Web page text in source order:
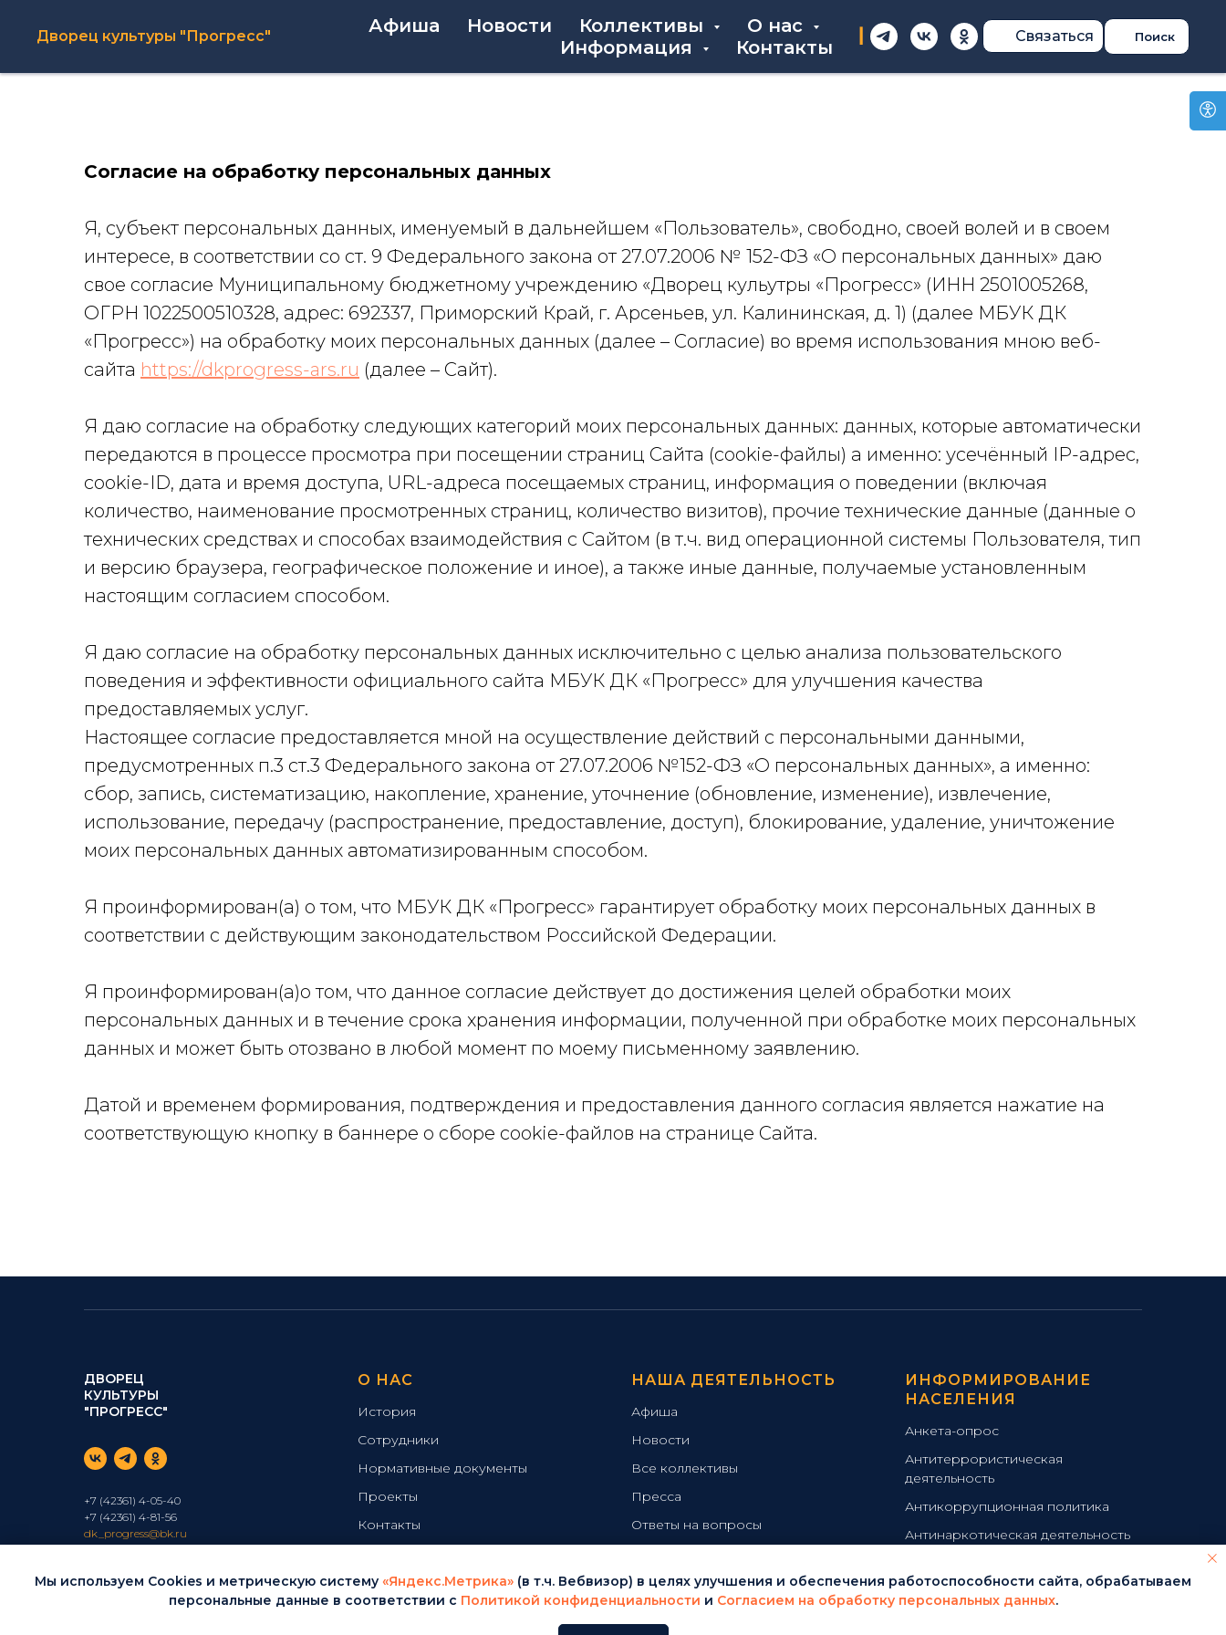
Дворец культуры "Прогресс" Афиша Новости Коллективы
О нас
Информация
Контакты
Связаться Поиск
Согласие на обработку персональных данных
Я, субъект персональных данных, именуемый в дальнейшем «Пользователь», свободно, своей волей и в своем
интересе, в соответствии со ст. 9 Федерального закона от 27.07.2006 № 152-ФЗ «О персональных данных» даю
свое согласие Муниципальному бюджетному учреждению «Дворец кульутры «Прогресс» (ИНН 2501005268,
ОГРН 1022500510328, адрес: 692337, Приморский Край, г. Арсеньев, ул. Калининская, д. 1) (далее МБУК ДК
«Прогресс») на обработку моих персональных данных (далее – Согласие) во время использования мною веб-
сайта https://dkprogress-ars.ru (далее – Сайт).
Я даю согласие на обработку следующих категорий моих персональных данных: данных, которые автоматически
передаются в процессе просмотра при посещении страниц Сайта (cookie-файлы) а именно: усечённый IP-адрес,
cookie-ID, дата и время доступа, URL-адреса посещаемых страниц, информация о поведении (включая
количество, наименование просмотренных страниц, количество визитов), прочие технические данные (данные о
технических средствах и способах взаимодействия с Сайтом (в т.ч. вид операционной системы Пользователя, тип
и версию браузера, географическое положение и иное), а также иные данные, получаемые установленным
настоящим согласием способом.
Я даю согласие на обработку персональных данных исключительно с целью анализа пользовательского
поведения и эффективности официального сайта МБУК ДК «Прогресс» для улучшения качества
предоставляемых услуг.
Настоящее согласие предоставляется мной на осуществление действий с персональными данными,
предусмотренных п.3 ст.3 Федерального закона от 27.07.2006 №152-ФЗ «О персональных данных», а именно:
сбор, запись, систематизацию, накопление, хранение, уточнение (обновление, изменение), извлечение,
использование, передачу (распространение, предоставление, доступ), блокирование, удаление, уничтожение
моих персональных данных автоматизированным способом.
Я проинформирован(а) о том, что МБУК ДК «Прогресс» гарантирует обработку моих персональных данных в
соответствии с действующим законодательством Российской Федерации.
Я проинформирован(а)о том, что данное согласие действует до достижения целей обработки моих
персональных данных и в течение срока хранения информации, полученной при обработке моих персональных
данных и может быть отозвано в любой момент по моему письменному заявлению.
Датой и временем формирования, подтверждения и предоставления данного согласия является нажатие на
соответствующую кнопку в баннере о сборе cookie-файлов на странице Сайта.
ДВОРЕЦ
КУЛЬТУРЫ
"ПРОГРЕСС"
+7 (42361) 4-05-40
+7 (42361) 4-81-56
dk_progress@bk.ru
Все права защищены.
О НАС
История
Сотрудники
Нормативные документы
Проекты
Контакты
НАША ДЕЯТЕЛЬНОСТЬ
Афиша
Новости
Все коллективы
Пресса
Ответы на вопросы
ИНФОРМИРОВАНИЕ
НАСЕЛЕНИЯ
Анкета-опрос
Антитеррористическая
деятельность
Антикоррупционная политика
Антинаркотическая деятельность
Карта сайта
Мы используем Cookies и метрическую систему «Яндекс.Метрика» (в т.ч. Вебвизор) в целях улучшения и обеспечения работоспособности сайта, обрабатываем
персональные данные в соответствии с Политикой конфиденциальности и Согласием на обработку персональных данных.